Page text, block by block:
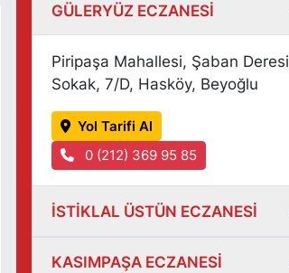
GÜLERYÜZ ECZANESİ
Piripaşa Mahallesi, Şaban Deresi
Sokak, 7/D, Hasköy, Beyoğlu
Yol Tarifi Al
0 (212) 369 95 85
İSTİKLAL ÜSTÜN ECZANESİ
KASIMPAŞA ECZANESİ